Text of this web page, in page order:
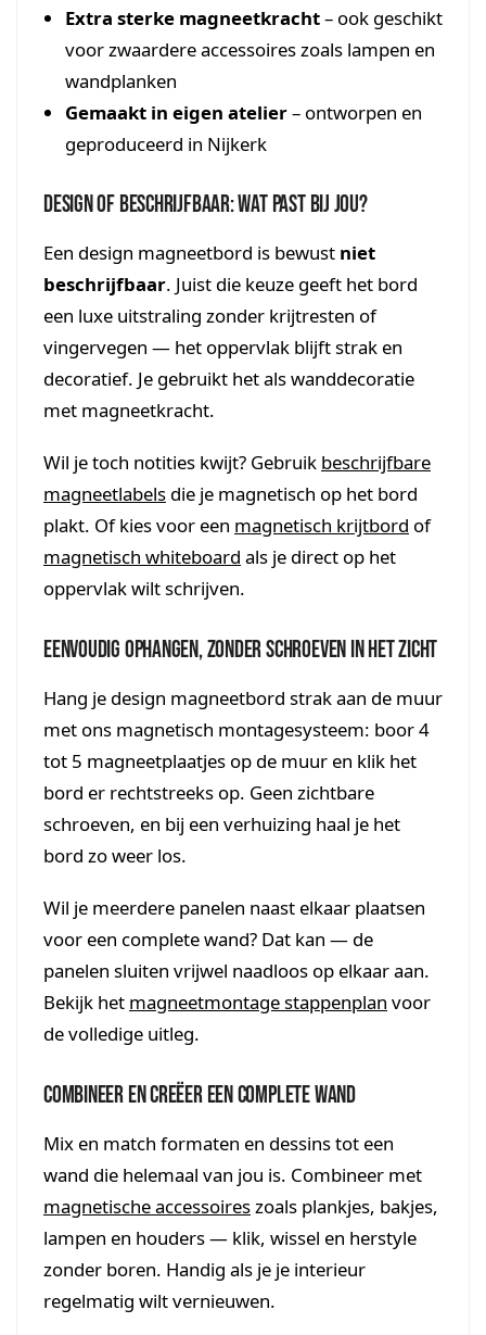
Extra sterke magneetkracht– ook geschikt
voor zwaardere accessoires zoals lampen en
wandplanken
Gemaakt in eigen atelier– ontworpen en
geproduceerd in Nijkerk
Design of beschrijfbaar: wat past bij jou?
Een design magneetbord is bewust niet
beschrijfbaar. Juist die keuze geeft het bord
een luxe uitstraling zonder krijtresten of
vingervegen — het oppervlak blijft strak en
decoratief. Je gebruikt het als wanddecoratie
met magneetkracht.
Wil je toch notities kwijt? Gebruik beschrijfbare
magneetlabels die je magnetisch op het bord
plakt. Of kies voor een magnetisch krijtbord of
magnetisch whiteboard als je direct op het
oppervlak wilt schrijven.
Eenvoudig ophangen, zonder schroeven in het zicht
Hang je design magneetbord strak aan de muur
met ons magnetisch montagesysteem: boor 4
tot 5 magneetplaatjes op de muur en klik het
bord er rechtstreeks op. Geen zichtbare
schroeven, en bij een verhuizing haal je het
bord zo weer los.
Wil je meerdere panelen naast elkaar plaatsen
voor een complete wand? Dat kan — de
panelen sluiten vrijwel naadloos op elkaar aan.
Bekijk het magneetmontage stappenplan voor
de volledige uitleg.
Combineer en creëer een complete wand
Mix en match formaten en dessins tot een
wand die helemaal van jou is. Combineer met
magnetische accessoireszoals plankjes, bakjes,
lampen en houders — klik, wissel en herstyle
zonder boren. Handig als je je interieur
regelmatig wilt vernieuwen.